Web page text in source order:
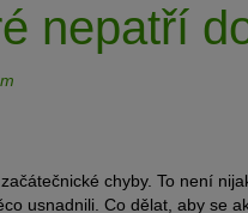
nepatří
chyby. To není
usnadnili. Co dělat, aby se